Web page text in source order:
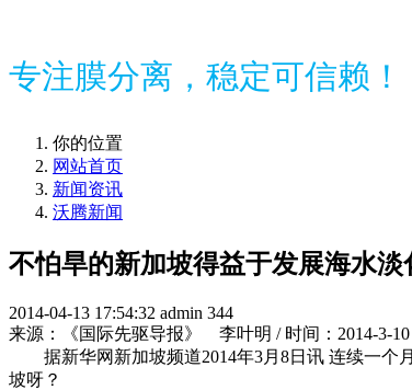
专注膜分离，稳定可信赖！
你的位置
网站首页
新闻资讯
沃腾新闻
不怕旱的新加坡得益于发展海水
2014-04-13 17:54:32 admin 344
来源：《国际先驱导报》 李叶明 / 时间：2014-3-10
据新华网新加坡频道2014年3月8日讯 连续一个
坡呀？